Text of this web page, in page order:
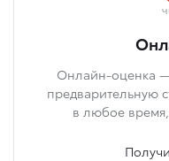
Онлайн-оценка —
предварительную
в любое